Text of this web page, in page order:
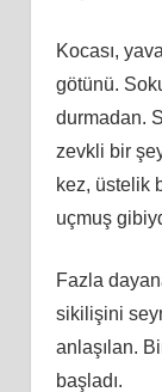
Kocası,
götünü.
durmadan.
zevkli bir
kez, üstelik
uçmuş
Fazla
sikilişini
anlaşılan.
başladı.